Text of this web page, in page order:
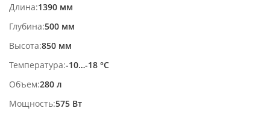
Длина 1390 мм
Глубина 500 мм
Высота 850 мм
Температура -10…-18 °С
Объем 280 л
Мощность 575 Вт